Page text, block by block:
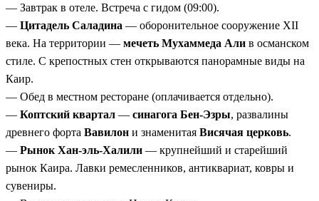
— Завтрак в отеле. Встреча с гидом (09:00).
— Цитадель Саладина — оборонительное сооружение XII
века. На территории — мечеть Мухаммеда Али в османском
стиле. С крепостных стен открываются панорамные виды на
Каир.
— Обед в местном ресторане (оплачивается отдельно).
— Коптский квартал — синагога Бен-Эзры, развалины
древнего форта Вавилон и знаменитая Висячая церковь.
— Рынок Хан-эль-Халили — крупнейший и старейший
рынок Каира. Лавки ремесленников, антиквариат, ковры и
сувениры.